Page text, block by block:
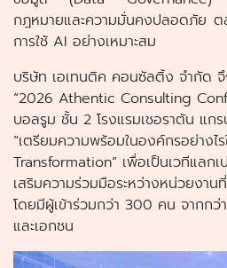
กฎหมายและความมั่นคงปลอดภัย
การใช้ AI อย่างเหมาะสม
บริษัท เอเทนติค คอนซัลติ้ง จำกัด จึ
“2026 Athentic Consulting
บอลรูม ชั้น 2 โรงแรมเชอราตัน แ
“เตรียมความพร้อมในองค์กรอย่างไ
Transformation” เพื่อเป็นเวทีแลก
เสริมความร่วมมือระหว่างหน่วยงาน
โดยมีผู้เข้าร่วมกว่า 300 คน จากก
และเอกชน